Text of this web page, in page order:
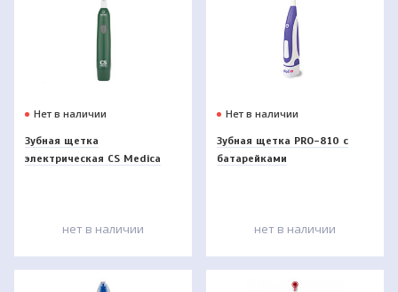
Нет в наличии
Зубная щетка
электрическая CS Medica
нет в наличии
Нет в наличии
Зубная щетка PRO-810 c
батарейками
нет в наличии